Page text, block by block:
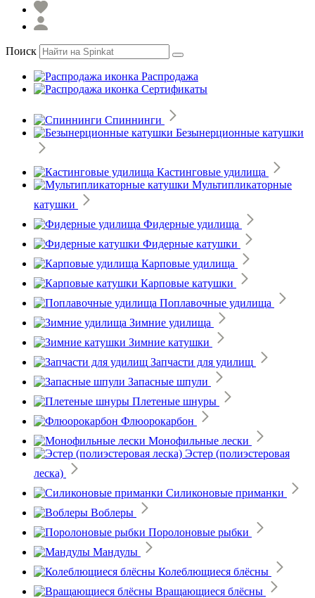
Поиск
Распродажа
Сертификаты
Спиннинги
Безынерционные катушки
Кастинговые удилища
Мультипликаторные
катушки
Фидерные удилища
Фидерные катушки
Карповые удилища
Карповые катушки
Поплавочные удилища
Зимние удилища
Зимние катушки
Запчасти для удилищ
Запасные шпули
Плетеные шнуры
Флюорокарбон
Монофильные лески
Эстер (полиэстеровая
леска)
Силиконовые приманки
Воблеры
Поролоновые рыбки
Мандулы
Колеблющиеся блёсны
Вращающиеся блёсны